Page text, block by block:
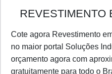
REVESTIMENTO
Cote agora Revestimento
no maior portal Soluções
orçamento agora com
gratuitamente para todo o